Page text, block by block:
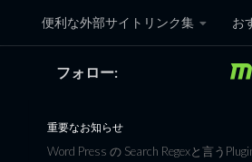
コンテンツへスキップ
便利な外部サイトリンク集 お
黒翼猫のコ
フォロー:
重要なお知らせ
Word Press の Search Regexと言う